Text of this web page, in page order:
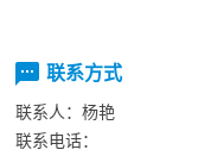
联系方式
联系人： 杨艳
联系电话：